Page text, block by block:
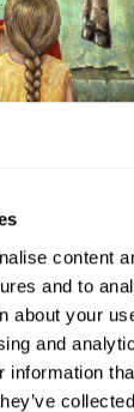
content
and to
about your
and
Signováno
a informace